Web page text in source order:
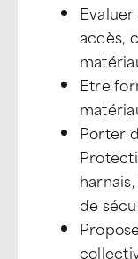
accès,
Etre
Porter
de